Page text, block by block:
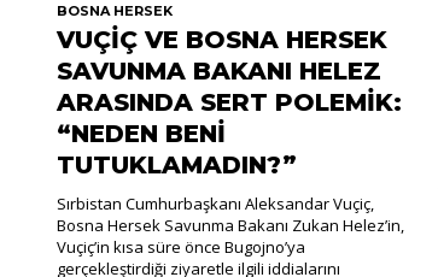
BOSNA HERSEK
VUÇİÇ VE BOSNA HERSEK
SAVUNMA BAKANI HELEZ
ARASINDA SERT POLEMİK:
“NEDEN BENİ
TUTUKLAMADIN?”
Sırbistan Cumhurbaşkanı Aleksandar Vuçiç,
Bosna Hersek Savunma Bakanı Zukan Helez’in,
Vuçiç’in kısa süre önce Bugojno’ya
gerçekleştirdiği ziyaretle ilgili iddialarını